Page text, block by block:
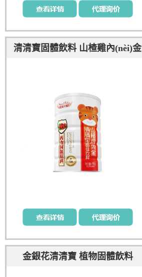
清清寶固體飲料 山楂雞內(nèi)金
金銀花清清寶 植物固體飲料